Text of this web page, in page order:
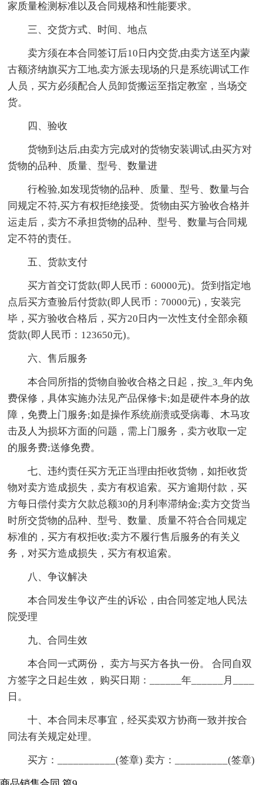
家质量检测标准以及合同规格和性能要求。
三、交货方式、时间、地点
卖方须在本合同签订后10日内交货,由卖方送至内蒙
古额济纳旗买方工地,卖方派去现场的只是系统调试工作
人员，买方必须配合人员卸货搬运至指定教室，当场交
货。
四、验收
货物到达后,由卖方完成对的货物安装调试,由买方对
货物的品种、质量、型号、数量进
行检验,如发现货物的品种、质量、型号、数量与合
同规定不符,买方有权拒绝接受。货物由买方验收合格并
运走后，卖方不承担货物的品种、型号、数量与合同规
定不符的责任。
五、货款支付
买方首交订货款(即人民币：60000元)。货到指定地
点后买方查验后付货款(即人民币：70000元)，安装完
毕，买方验收合格后，买方20日内一次性支付全部余额
货款(即人民币：123650元)。
六、售后服务
本合同所指的货物自验收合格之日起，按_3_年内免
费保修，具体实施办法见产品保修卡;如是硬件本身的故
障，免费上门服务;如是操作系统崩溃或受病毒、木马攻
击及人为损坏方面的问题，需上门服务，卖方收取一定
的服务费;送修免费。
七、违约责任买方无正当理由拒收货物，如拒收货
物对卖方造成损失，卖方有权追索。买方逾期付款，买
方每日偿付卖方欠款总额30的月利率滞纳金;卖方交货当
时所交货物的品种、型号、数量、质量不符合合同规定
标准的，买方有权拒收;卖方不履行售后服务的有关义
务，对买方造成损失，买方有权追索。
八、争议解决
本合同发生争议产生的诉讼，由合同签定地人民法
院受理
九、合同生效
本合同一式两份， 卖方与买方各执一份。 合同自双
方签字之日起生效， 购买日期：______年______月____
日。
十、本合同未尽事宜，经买卖双方协商一致并按合
同法有关规定处理。
买方：___________(签章) 卖方：__________(签章)